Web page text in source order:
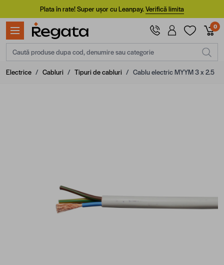
Mergi la ConținutPlata în rate! Super ușor cu Leanpay.Verifică limita
0
Caută produse dupa cod, denumire sau categorie
Electrice / Cabluri / Tipuri de cabluri / Cablu electric MYYM 3 x 2.5